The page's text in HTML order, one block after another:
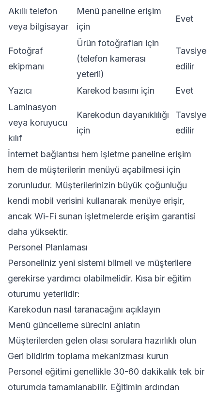
Akıllı telefon
veya bilgisayar
Menü paneline erişim
için
Evet
Fotoğraf
ekipmanı
Ürün fotoğrafları için
(telefon kamerası
yeterli)
Tavsiye
edilir
Yazıcı Karekod basımı için
Evet
Laminasyon
veya koruyucu
kılıf
Karekodun dayanıklılığı
için
Tavsiye
edilir
İnternet bağlantısı hem işletme paneline erişim
hem de müşterilerin menüyü açabilmesi için
zorunludur. Müşterilerinizin büyük çoğunluğu
kendi mobil verisini kullanarak menüye erişir,
ancak Wi-Fi sunan işletmelerde erişim garantisi
daha yüksektir.
Personel Planlaması
Personeliniz yeni sistemi bilmeli ve müşterilere
gerekirse yardımcı olabilmelidir. Kısa bir eğitim
oturumu yeterlidir:
Karekodun nasıl taranacağını açıklayın
Menü güncelleme sürecini anlatın
Müşterilerden gelen olası sorulara hazırlıklı olun
Geri bildirim toplama mekanizması kurun
Personel eğitimi genellikle 30-60 dakikalık tek bir
oturumda tamamlanabilir. Eğitimin ardından